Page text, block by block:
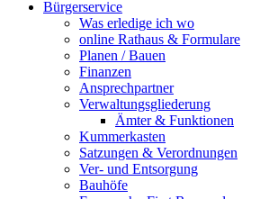
Bürgerservice
Was erledige ich wo
online Rathaus & Formulare
Planen / Bauen
Finanzen
Ansprechpartner
Verwaltungsgliederung
Ämter & Funktionen
Kummerkasten
Satzungen & Verordnungen
Ver- und Entsorgung
Bauhöfe